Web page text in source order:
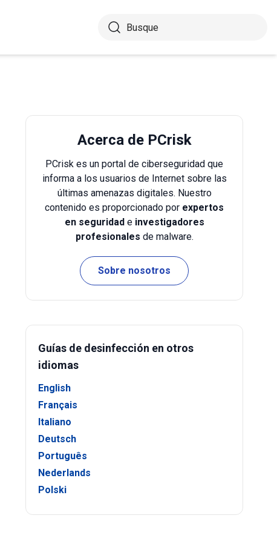
Acerca de PCrisk
PCrisk es un portal de ciberseguridad que
informa a los usuarios de Internet sobre las
últimas amenazas digitales. Nuestro
contenido es proporcionado por expertos
en seguridade investigadores
profesionales de malware.
Sobre nosotros
Guías de desinfección en otros
idiomas
English
Français
Italiano
Deutsch
Português
Nederlands
Polski